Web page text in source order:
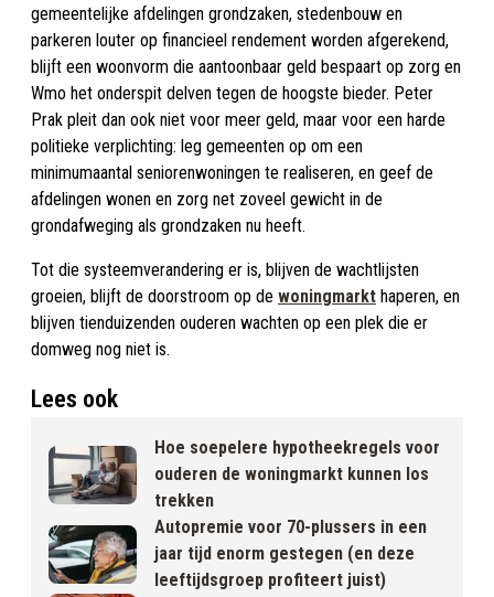
gemeentelijke afdelingen grondzaken, stedenbouw en
parkeren louter op financieel rendement worden afgerekend,
blijft een woonvorm die aantoonbaar geld bespaart op zorg en
Wmo het onderspit delven tegen de hoogste bieder. Peter
Prak pleit dan ook niet voor meer geld, maar voor een harde
politieke verplichting: leg gemeenten op om een
minimumaantal seniorenwoningen te realiseren, en geef de
afdelingen wonen en zorg net zoveel gewicht in de
grondafweging als grondzaken nu heeft.
Tot die systeemverandering er is, blijven de wachtlijsten
groeien, blijft de doorstroom op de woningmarkt haperen, en
blijven tienduizenden ouderen wachten op een plek die er
domweg nog niet is.
Lees ook
Hoe soepelere hypotheekregels voor
ouderen de woningmarkt kunnen los
trekken
Autopremie voor 70-plussers in een
jaar tijd enorm gestegen (en deze
leeftijdsgroep profiteert juist)